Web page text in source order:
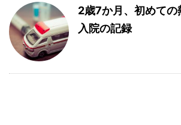
2歳7か月、初めての
入院の記録